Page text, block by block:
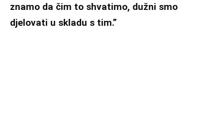
znamo da čim to shvatimo, dužni smo
djelovati u skladu s tim.”